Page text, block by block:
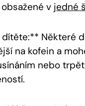
v jedné
dítěte:** Některé
na kofein a
nebo trpět